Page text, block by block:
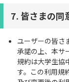
7. 皆さまの同
ユーザーの皆さ
承諾の上、本サ
規約は大学生協
す。この利用規